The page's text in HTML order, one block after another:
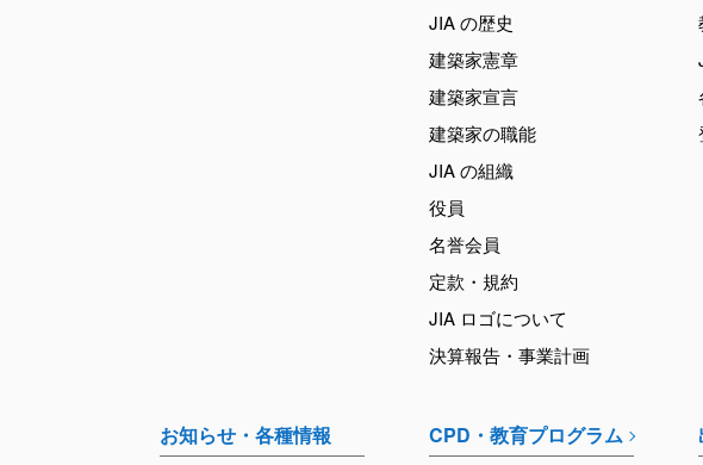
JIA の歴史
建築家憲章
建築家宣言
建築家の職能
JIA の組織
役員
名誉会員
定款・規約
JIA ロゴについて
決算報告・事業計画
お知らせ・各種情報 CPD・教育プログラム